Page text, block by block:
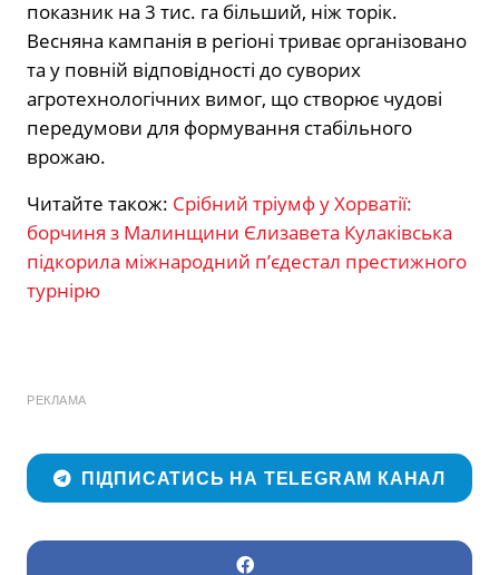
показник на 3 тис. га більший, ніж торік.
Весняна кампанія в регіоні триває організовано
та у повній відповідності до суворих
агротехнологічних вимог, що створює чудові
передумови для формування стабільного
врожаю.
Читайте також: Срібний тріумф у Хорватії:
борчиня з Малинщини Єлизавета Кулаківська
підкорила міжнародний п’єдестал престижного
турнірю
РЕКЛАМА
ПІДПИСАТИСЬ НА TELEGRAM КАНАЛ